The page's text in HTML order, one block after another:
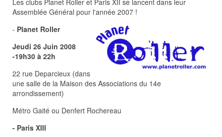
Les clubs Planet Roller et Paris XII se lancent dans leur
Assemblée Général pour l'année 2007 !
- Planet Roller
Jeudi 26 Juin 2008
-19h30 à 22h
22 rue Deparcieux (dans
une salle de la Maison des Associations du 14e
arrondissement)
Métro Gaité ou Denfert Rochereau
- Paris XIII